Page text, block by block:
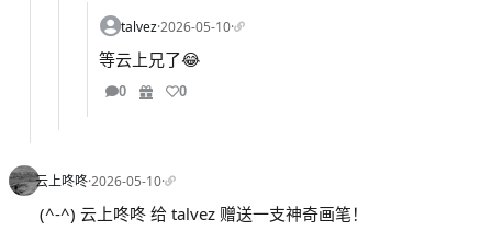
talvez·2026-05-10·
等云上兄了😂
0 0
云上咚咚·2026-05-10·
(^-^) 云上咚咚 给 talvez 赠送一支神奇画笔！